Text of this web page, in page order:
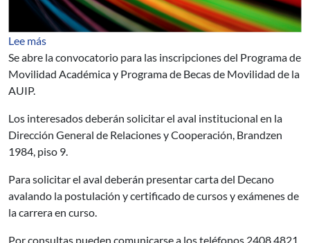
Lee más
Se abre la convocatorio para las inscripciones del Programa de
Movilidad Académica y Programa de Becas de Movilidad de la
AUIP.
Los interesados deberán solicitar el aval institucional en la
Dirección General de Relaciones y Cooperación, Brandzen
1984, piso 9.
Para solicitar el aval deberán presentar carta del Decano
avalando la postulación y certificado de cursos y exámenes de
la carrera en curso.
Por consultas pueden comunicarse a los teléfonos 2408 4821